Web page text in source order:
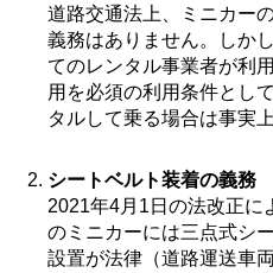
道路交通法上、ミニカー
義務はありません。しか
てのレンタル事業者が利
用を必須の利用条件とし
タルして乗る場合は事実
シートベルト装着の義務
2021年4月1日の法改正に
のミニカーには三点式シ
設置が法律（道路運送車